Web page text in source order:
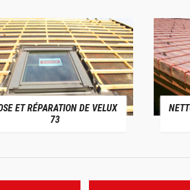
ET RÉPARATION DE VELUX
73